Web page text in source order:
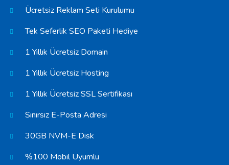
Ücretsiz Reklam Seti Kurulumu
Tek Seferlik SEO Paketi Hediye
1 Yıllık Ücretsiz Domain
1 Yıllık Ücretsiz Hosting
1 Yıllık Ücretsiz SSL Sertifikası
Sınırsız E-Posta Adresi
30GB NVM-E Disk
%100 Mobil Uyumlu